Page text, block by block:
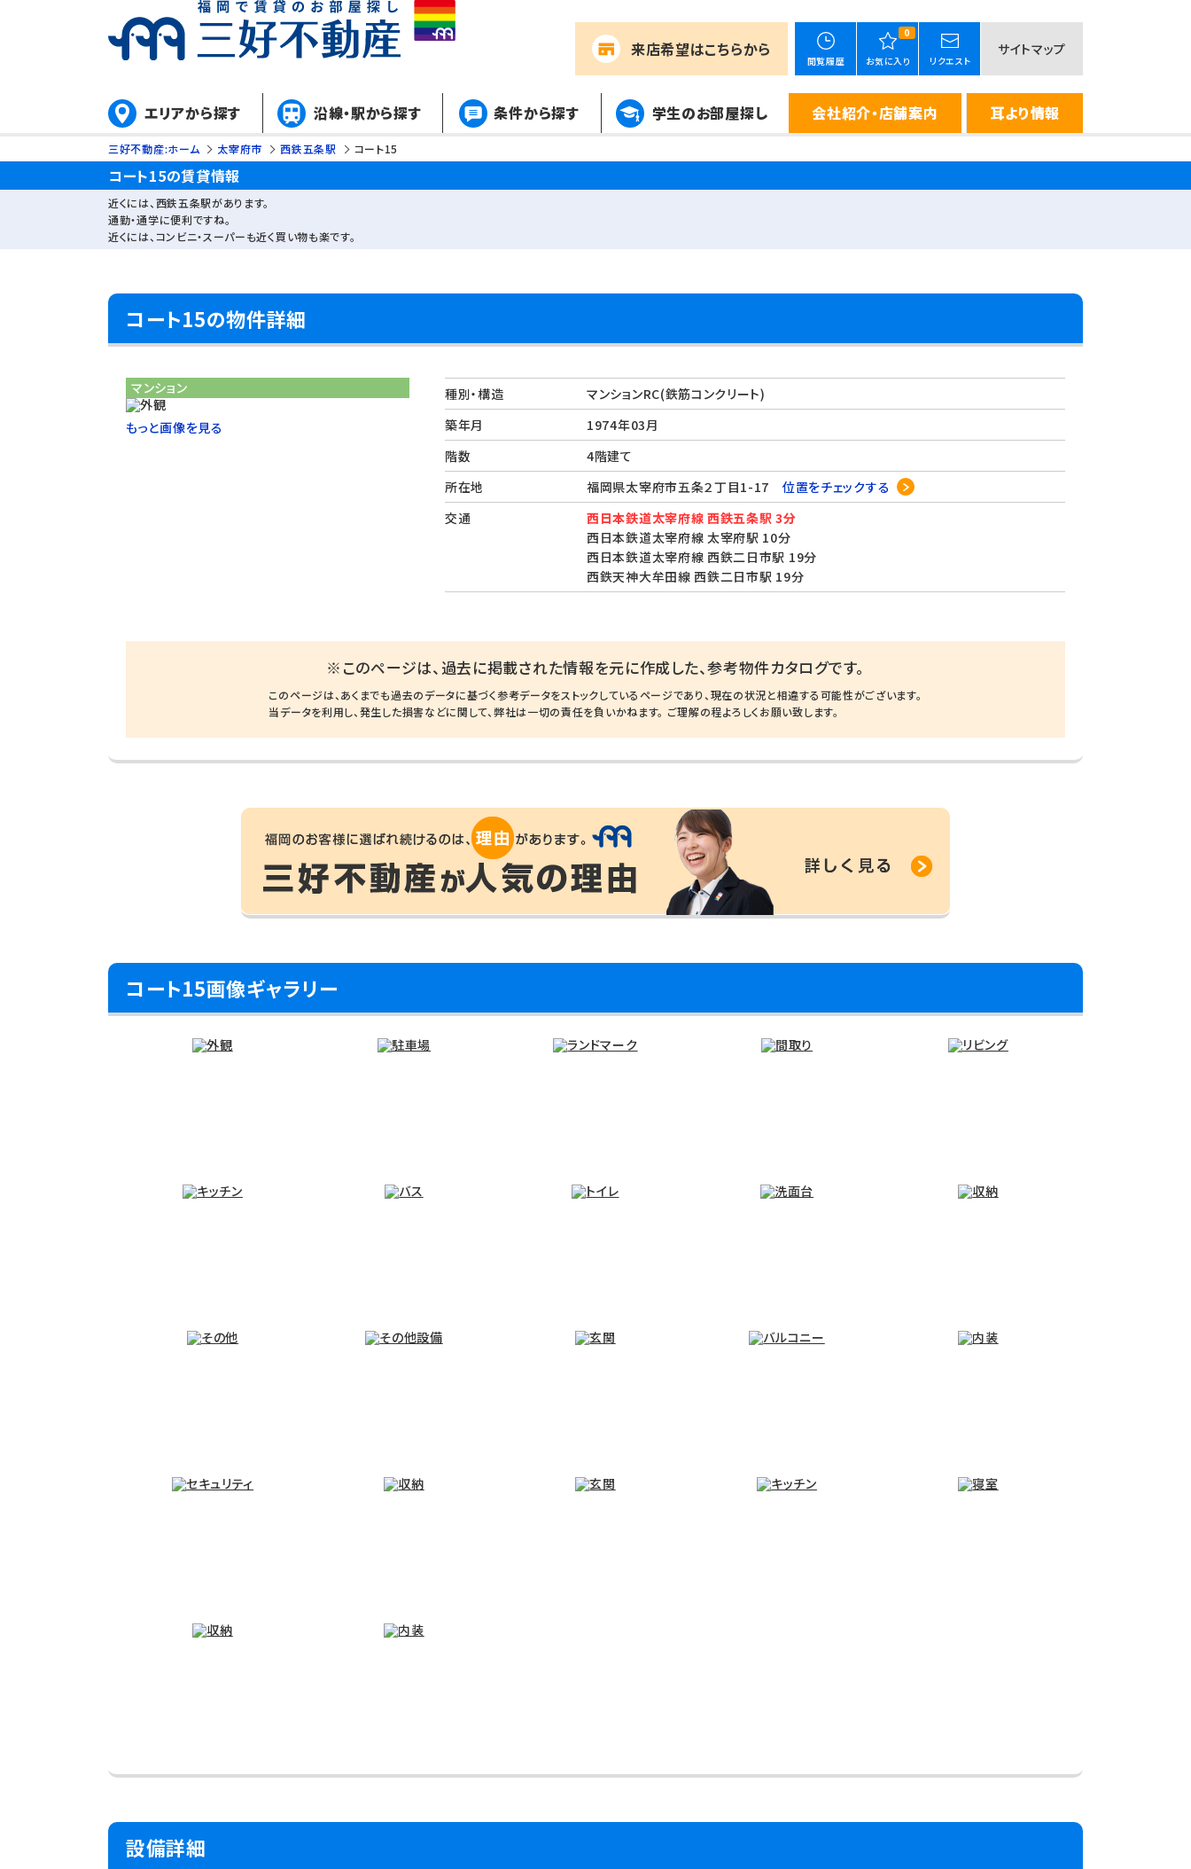
来店希望はこちらから
閲覧履歴
0
お気に入り リクエスト
サイトマップ
エリアから探す 沿線・駅から探す 条件から探す 学生のお部屋探し 会社紹介・店舗案内 耳より情報
三好不動産:ホーム 太宰府市 西鉄五条駅 コート15
コート15の賃貸情報
近くには、西鉄五条駅があります。
通勤・通学に便利ですね。
近くには、コンビニ・スーパーも近く買い物も楽です。
コート15の物件詳細
マンション
もっと画像を見る
種別・構造
マンションRC(鉄筋コンクリート)
築年月
1974年03月
階数
4階建て
所在地
福岡県太宰府市五条２丁目1-17 位置をチェックする
交通
西日本鉄道太宰府線 西鉄五条駅 3分
西日本鉄道太宰府線 太宰府駅 10分
西日本鉄道太宰府線 西鉄二日市駅 19分
西鉄天神大牟田線 西鉄二日市駅 19分
※このページは、過去に掲載された情報を元に作成した、参考物件カタログです。
このページは、あくまでも過去のデータに基づく参考データをストックしているページであり、現在の状況と相違する可能性がございます。
当データを利用し、発生した損害などに関して、弊社は一切の責任を負いかねます。 ご理解の程よろしくお願い致します。
コート15画像ギャラリー
設備詳細